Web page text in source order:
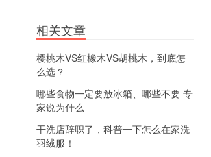
相关文章
樱桃木VS红橡木VS胡桃木，到底怎
么选？
哪些食物一定要放冰箱、哪些不要 专
家说为什么
干洗店辞职了，科普一下怎么在家洗
羽绒服！